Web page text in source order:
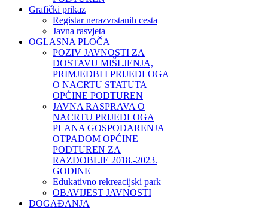
Grafički prikaz
Registar nerazvrstanih cesta
Javna rasvjeta
OGLASNA PLOČA
POZIV JAVNOSTI ZA
DOSTAVU MIŠLJENJA,
PRIMJEDBI I PRIJEDLOGA
O NACRTU STATUTA
OPĆINE PODTUREN
JAVNA RASPRAVA O
NACRTU PRIJEDLOGA
PLANA GOSPODARENJA
OTPADOM OPĆINE
PODTUREN ZA
RAZDOBLJE 2018.-2023.
GODINE
Edukativno rekreacijski park
OBAVIJEST JAVNOSTI
DOGAĐANJA